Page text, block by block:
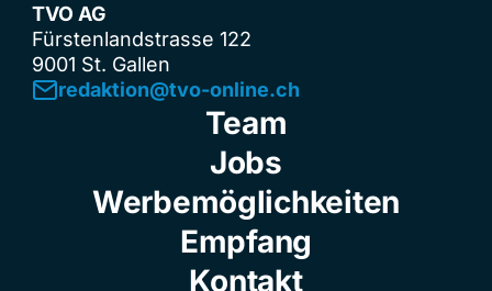
TVO AG
Fürstenlandstrasse 122
9001 St. Gallen
redaktion@tvo-online.ch
Team
Jobs
Werbemöglichkeiten
Empfang
Kontakt